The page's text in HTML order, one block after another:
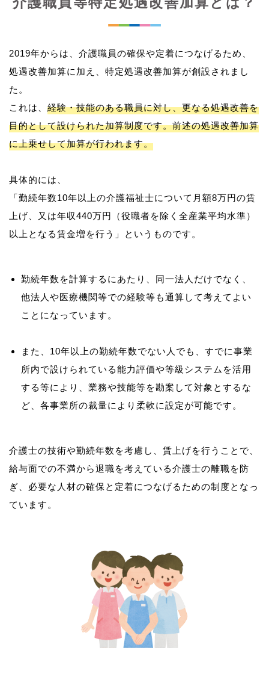
2019年からは、介護職員の確保や定着につなげるため、
処遇改善加算に加え、特定処遇改善加算が創設されまし
た。
これは、 経験・技能のある職員に対し、更なる処遇改善を
目的として設けられた加算制度です。前述の処遇改善加算
に上乗せして加算が行われます。
具体的には、
「勤続年数10年以上の介護福祉士について月額8万円の賃
上げ、又は年収440万円（役職者を除く全産業平均水準）
勤続年数を計算するにあたり、同一法人だけでなく、
他法人や医療機関等での経験等も通算して考えてよい
ことになっています。
また、10年以上の勤続年数でない人でも、すでに事業
所内で設けられている能力評価や等級システムを活用
する等により、業務や技能等を勘案して対象とするな
ど、各事業所の裁量により柔軟に設定が可能です。
介護士の技術や勤続年数を考慮し、賃上げを行うことで、
給与面での不満から退職を考えている介護士の離職を防
ぎ、必要な人材の確保と定着につなげるための制度となっ
ています。